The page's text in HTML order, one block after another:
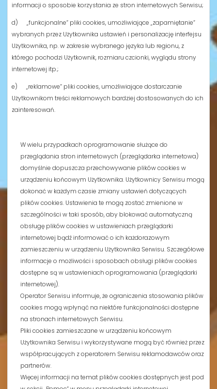
informacji o sposobie korzystania ze stron internetowych Serwisu;
d) „funkcjonalne” pliki cookies, umożliwiające „zapamiętanie”
wybranych przez Użytkownika ustawień i personalizację interfejsu
Użytkownika, np. w zakresie wybranego języka lub regionu, z
którego pochodzi Użytkownik, rozmiaru czcionki, wyglądu strony
internetowej itp.;
e) „reklamowe” pliki cookies, umożliwiające dostarczanie
Użytkownikom treści reklamowych bardziej dostosowanych do ich
zainteresowań.
W wielu przypadkach oprogramowanie służące do
przeglądania stron internetowych (przeglądarka internetowa)
domyślnie dopuszcza przechowywanie plików cookies w
urządzeniu końcowym Użytkownika. Użytkownicy Serwisu mogą
dokonać w każdym czasie zmiany ustawień dotyczących
plików cookies. Ustawienia te mogą zostać zmienione w
szczególności w taki sposób, aby blokować automatyczną
obsługę plików cookies w ustawieniach przeglądarki
internetowej bądź informować o ich każdorazowym
zamieszczeniu w urządzeniu Użytkownika Serwisu. Szczegółowe
informacje o możliwości i sposobach obsługi plików cookies
dostępne są w ustawieniach oprogramowania (przeglądarki
internetowej).
Operator Serwisu informuje, że ograniczenia stosowania plików
cookies mogą wpłynąć na niektóre funkcjonalności dostępne
na stronach internetowych Serwisu.
Pliki cookies zamieszczane w urządzeniu końcowym
Użytkownika Serwisu i wykorzystywane mogą być również przez
współpracujących z operatorem Serwisu reklamodawców oraz
partnerów.
Więcej informacji na temat plików cookies dostępnych jest pod